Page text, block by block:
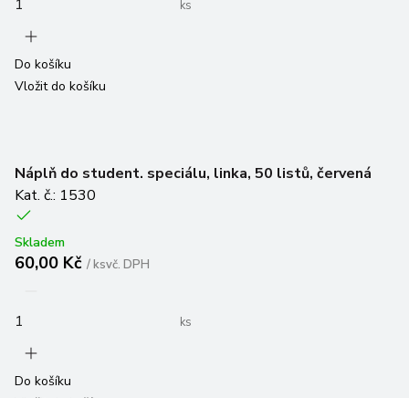
ks
Do košíku
Vložit do košíku
Náplň do student. speciálu, linka, 50 listů, červená
Kat. č.: 1530
Skladem
60,00 Kč /ksvč. DPH
ks
Do košíku